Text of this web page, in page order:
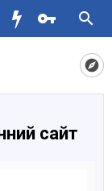
сайт